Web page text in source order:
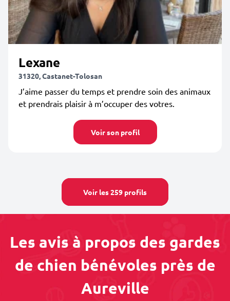
Lexane
31320, Castanet-Tolosan
J’aime passer du temps et prendre soin des animaux
et prendrais plaisir à m’occuper des votres.
Voir son profil
Voir les 259 profils
Les avis à propos des gardes
de chien bénévoles près de
Aureville